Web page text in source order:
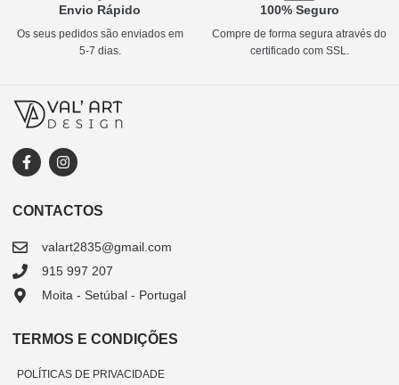
Envio Rápido
Os seus pedidos são enviados em
5-7 dias.
100% Seguro
Compre de forma segura através do
certificado com SSL.
CONTACTOS
valart2835@gmail.com
915 997 207
Moita - Setúbal - Portugal
TERMOS E CONDIÇÕES
POLÍTICAS DE PRIVACIDADE